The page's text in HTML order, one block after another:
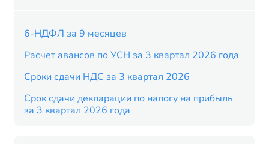
6-НДФЛ за 9 месяцев
Расчет авансов по УСН за 3 квартал 2026 года
Сроки сдачи НДС за 3 квартал 2026
Срок сдачи декларации по налогу на прибыль
за 3 квартал 2026 года